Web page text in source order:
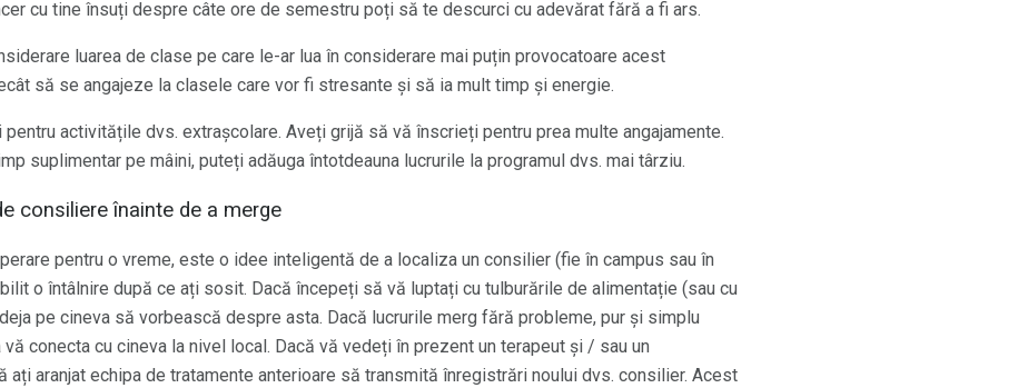
cu tine însuți despre câte ore de semestru poți să te descurci cu adevărat fără a fi ars.
luarea de clase pe care le-ar lua în considerare mai puțin provocatoare acest
să se angajeze la clasele care vor fi stresante și să ia mult timp și energie.
activitățile dvs. extrașcolare. Aveți grijă să vă înscrieți pentru prea multe angajamente.
suplimentar pe mâini, puteți adăuga întotdeauna lucrurile la programul dvs. mai târziu.
consiliere înainte de a merge
pentru o vreme, este o idee inteligentă de a localiza un consilier (fie în campus sau în
o întâlnire după ce ați sosit. Dacă începeți să vă luptați cu tulburările de alimentație (sau cu
pe cineva să vorbească despre asta. Dacă lucrurile merg fără probleme, pur și simplu
conecta cu cineva la nivel local. Dacă vă vedeți în prezent un terapeut și / sau un
ați aranjat echipa de tratamente anterioare să transmită înregistrări noului dvs. consilier. Acest